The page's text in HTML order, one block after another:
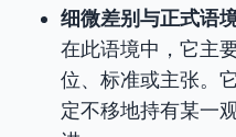
细微差别与正式语
在此语境中，它主
位、标准或主张。
定不移地持有某一